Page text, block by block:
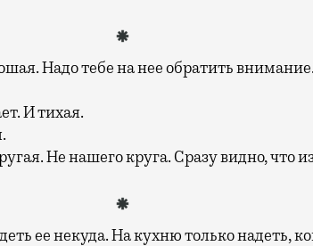
Надо тебе на нее обратить внимание.
И тихая.
Не нашего круга. Сразу видно, что
ее некуда. На кухню только надеть,